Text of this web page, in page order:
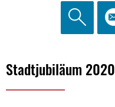
50
Jahre
Stadtjubiläum 2020